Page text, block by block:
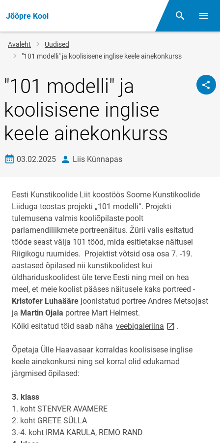
Jõõpre Kool Otsing
Jälglink
Avaleht
Uudised
"101 modelli" ja koolisisene inglise keele ainekonkurss
"101 modelli" ja
koolisisene inglise
keele ainekonkurss
Loomise kuupäev
03.02.2025 autorLiis Künnapas
Eesti Kunstikoolide Liit koostöös Soome Kunstikoolide
Liiduga teostas projekti „101 modelli“. Projekti
tulemusena valmis kooliõpilaste poolt
parlamendiliikmete portreenäitus. Žürii valis esitatud
tööde seast välja 101 tööd, mida esitletakse näitusel
Riigikogu ruumides. Projektist võtsid osa osa 7. -19.
aastased õpilased nii kunstikoolidest kui
üldhariduskoolidest üle terve Eesti ning meil on hea
meel, et meie koolist pääses näitusele kaks portreed -
Kristofer Luhaääre joonistatud portree Andres Metsojast
ja Martin Ojala portree Mart Helmest.
Kõiki esitatud töid saab näha veebigaleriina link opens on
.
Õpetaja Ülle Haavasaar korraldas koolisisese inglise
keele ainekonkursi ning sel korral olid edukamad
järgmised õpilased:
3. klass
1. koht STENVER AVAMERE
2. koht GRETE SÜLLA
3.-4. koht IRMA KARULA, REMO RAND